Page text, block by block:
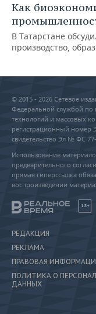
Как
В Татарстане
производство,
© 2015 - 2026 Сетевое
Федеральной службой по
технологий и массовых
регистрационный номер
свидетельство Эл № ФС
Использование
предварительного
прямая гиперссылка
воспроизведении
18+
РЕДАКЦИЯ
РЕКЛАМА
ПРАВОВАЯ
ПОЛИТИКА О
ДАННЫХ